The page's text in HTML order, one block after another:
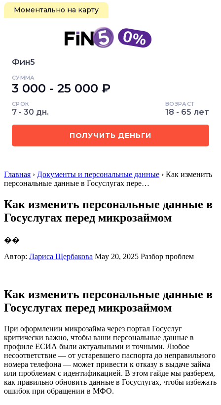
Моментально на карту
Фин5
СУММА
3 000 - 25 000 ₽
СРОК
7 - 30 дн.
ВОЗРАСТ
18 - 65 лет
ПОЛУЧИТЬ ДЕНЬГИ
Главная › Документы и персональные данные › Как изменить
персональные данные в Госуслугах пере…
Как изменить персональные данные в
Госуслугах перед микрозаймом
��
Автор: Лариса Щербакова May 20, 2025 Разбор проблем
Как изменить персональные данные в
Госуслугах перед микрозаймом
При оформлении микрозайма через портал Госуслуг
критически важно, чтобы ваши персональные данные в
профиле ЕСИА были актуальными и точными. Любое
несоответствие — от устаревшего паспорта до неправильного
номера телефона — может привести к отказу в выдаче займа
или проблемам с идентификацией. В этом гайде мы разберем,
как правильно обновить данные в Госуслугах, чтобы избежать
ошибок при обращении в МФО.